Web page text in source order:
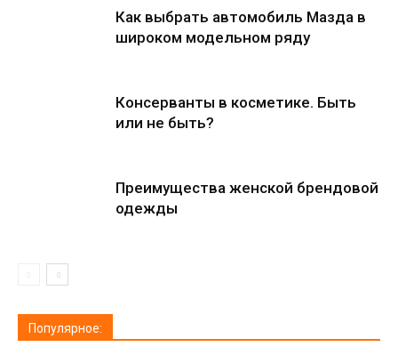
Как выбрать автомобиль Мазда в
широком модельном ряду
Консерванты в косметике. Быть
или не быть?
Преимущества женской брендовой
одежды
Популярное: